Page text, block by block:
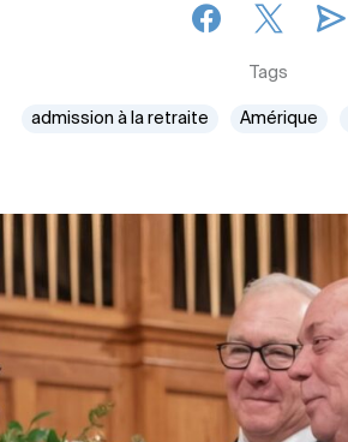
Tags
admission à la retraite Amérique